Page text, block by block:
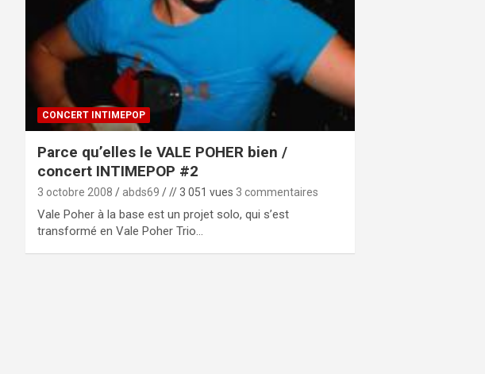
CONCERT INTIMEPOP
Parce qu’elles le VALE POHER bien /
concert INTIMEPOP #2
3 octobre 2008 abds69 // 3 051 vues 3 commentaires
Vale Poher à la base est un projet solo, qui s’est
transformé en Vale Poher Trio…